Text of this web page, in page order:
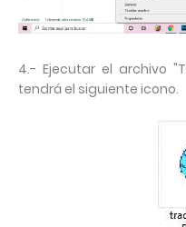
4.- Ejecutar el archivo
tendrá el siguiente icono.